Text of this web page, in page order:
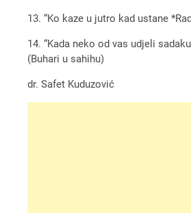
13. “Ko kaze u jutro kad ustane
14. “Kada neko od vas udjeli
(Buhari u sahihu)
dr. Safet Kuduzović